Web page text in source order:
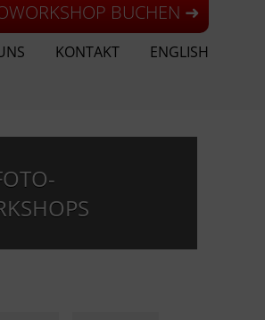
BUCHEN ➜
KONTAKT ENGLISH